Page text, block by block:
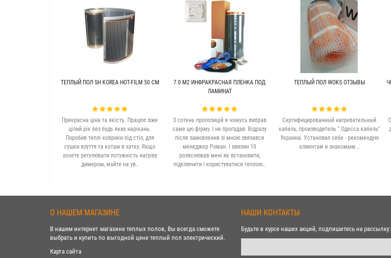
ТЕПЛЫЙ ПОЛ SH KOREA HOT-FILM 50 СМ
Прекрасна ціна та якість. Працює вже
цілий рік без будь яких нарікань.
Поробив теплі коврики під стіл, для
сушки взуття та котам в хатку. Якщо
хочете регулювати потужність нагріву
димером, майте на ув..
7.0 М2 ИНФРАКРАСНАЯ ПЛЕНКА ПОД
ЛАМИНАТ
З сотень пропозицій я чомусь вибрав
саме цю фірму. І не прогадав. Відразу
після замовлення зі мною звязався
менеджер Роман. І хвилин 10
розяснював мені як встановити,
підключити і користуватися теплою..
ТЕПЛЫЙ ПОЛ WOKS ОТЗЫВЫ
Сертифицированный нагревательный
кабель, производитель " Одесса кабель"
Украина. Установил себе - рекомендую
клиентам и знакомым...
О НАШЕМ МАГАЗИНЕ
В нашем интернет магазине теплых полов, Вы всегда сможете
выбрать и купить по выгодной цене теплый пол электрический.
Карта сайта
НАШИ КОНТАКТЫ
Будьте в курсе наших акций, подпишитесь на рассылку: